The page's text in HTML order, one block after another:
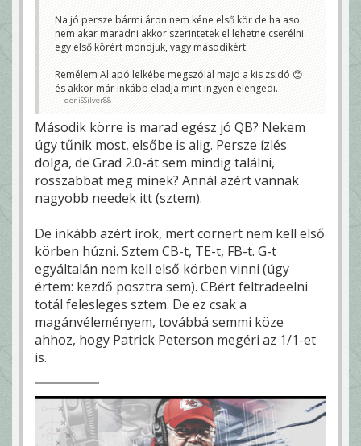
Na jó persze bármi áron nem kéne első kör de ha aso
nem akar maradni akkor szerintetek el lehetne cserélni
egy első körért mondjuk, vagy másodikért.
Remélem Al apó lelkébe megszólal majd a kis zsidó 😊
és akkor már inkább eladja mint ingyen elengedi.
deniSSilver88
Második körre is marad egész jó QB? Nekem
úgy tűnik most, elsőbe is alig. Persze ízlés
dolga, de Grad 2.0-át sem mindig találni,
rosszabbat meg minek? Annál azért vannak
nagyobb needek itt (sztem).
De inkább azért írok, mert cornert nem kell első
körben húzni. Sztem CB-t, TE-t, FB-t. G-t
egyáltalán nem kell első körben vinni (úgy
értem: kezdő posztra sem). CBért feltradeelni
totál felesleges sztem. De ez csak a
magánvéleményem, továbbá semmi köze
ahhoz, hogy Patrick Peterson megéri az 1/1-et
is.